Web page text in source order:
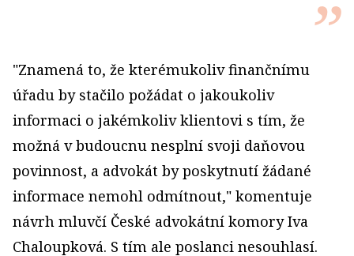
"Znamená to, že kterémukoliv finančnímu
úřadu by stačilo požádat o jakoukoliv
informaci o jakémkoliv klien­tovi s tím, že
možná v budoucnu nesplní svoji daňovou
povinnost, a advokát by poskytnutí žádané
informace nemohl odmítnout," komentuje
návrh mluvčí České advokátní komory Iva
Chaloupková. S tím ale poslanci nesouhlasí.